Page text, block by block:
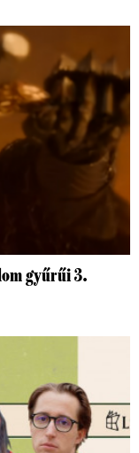
gyűrűi 3.